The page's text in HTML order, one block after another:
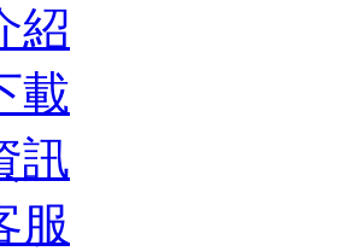
紹
載
訊
服